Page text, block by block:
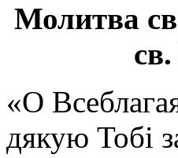
Молитва
«О
дякую Тобі